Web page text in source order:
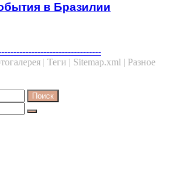
в Бразилии
| Теги | Sitemap.xml | Разное
Search